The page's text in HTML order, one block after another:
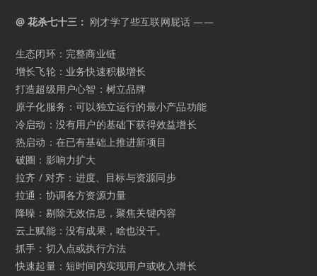
@ 花杀七十三： 刚才学了些互联网屁话 ——
生态闭环：完整商业链
增长飞轮：业务快速积极增长
打造超级用户心智：树立品牌
原子化服务：可以独立运行的最小产品功能
冷启动：没有用户的基础下获得效益增长
热启动：在已有基础上推进新项目
破圈：影响力扩大
拉齐 / 对齐：进度、目标与资源同步
拉通：协调各方资源力量
降噪：剔除无效信息，聚焦关键内容
云上赋能：没有成果，啥也没干。
抓手：切入点或执行方法
快速起量：短时间内实现用户或收入增长